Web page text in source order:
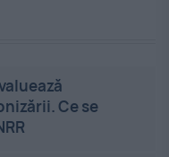
Ce se